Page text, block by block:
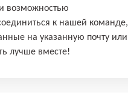
возможностью
к нашей команде,
на указанную почту или
лучше вместе!